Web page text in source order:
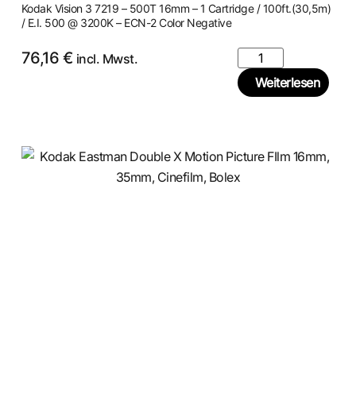
Kodak Vision 3 7219 – 500T 16mm – 1 Cartridge / 100ft.(30,5m)
/ E.I. 500 @ 3200K – ECN-2 Color Negative
76,16 € incl. Mwst.
Weiterlesen